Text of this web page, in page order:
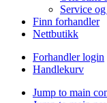
Service
Finn forhandler
Nettbutikk
Forhandler login
Handlekurv
Jump to main